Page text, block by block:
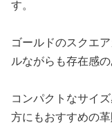
す。
ゴールドのスクエ
ルながらも存在感
コンパクトなサイ
方にもおすすめの革